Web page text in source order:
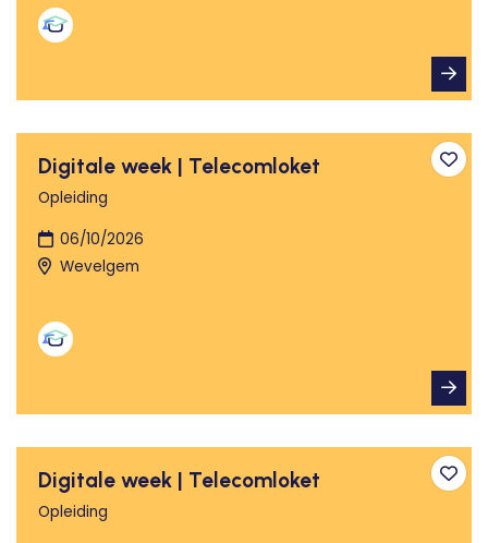
Digitale week | Telecomloket
Opleiding
06/10/2026
Wevelgem
Digitale week | Telecomloket
Opleiding